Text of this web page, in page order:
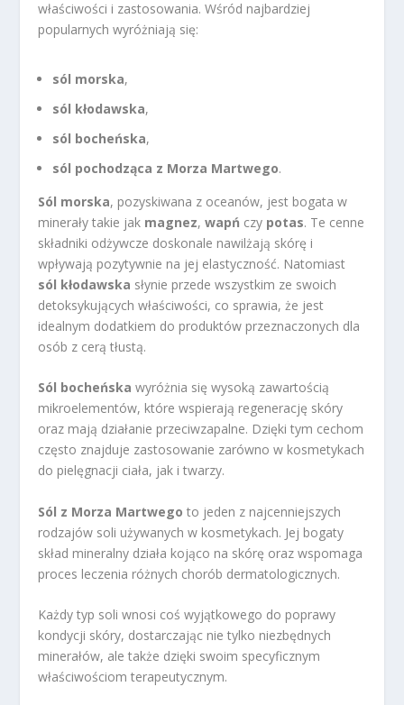
właściwości i zastosowania. Wśród najbardziej
popularnych wyróżniają się:
sól morska,
sól kłodawska,
sól bocheńska,
sól pochodząca z Morza Martwego.
Sól morska, pozyskiwana z oceanów, jest bogata w
minerały takie jak magnez,wapń czy potas. Te cenne
składniki odżywcze doskonale nawilżają skórę i
wpływają pozytywnie na jej elastyczność. Natomiast
sól kłodawska słynie przede wszystkim ze swoich
detoksykujących właściwości, co sprawia, że jest
idealnym dodatkiem do produktów przeznaczonych dla
osób z cerą tłustą.
Sól bocheńska wyróżnia się wysoką zawartością
mikroelementów, które wspierają regenerację skóry
oraz mają działanie przeciwzapalne. Dzięki tym cechom
często znajduje zastosowanie zarówno w kosmetykach
do pielęgnacji ciała, jak i twarzy.
Sól z Morza Martwego to jeden z najcenniejszych
rodzajów soli używanych w kosmetykach. Jej bogaty
skład mineralny działa kojąco na skórę oraz wspomaga
proces leczenia różnych chorób dermatologicznych.
Każdy typ soli wnosi coś wyjątkowego do poprawy
kondycji skóry, dostarczając nie tylko niezbędnych
minerałów, ale także dzięki swoim specyficznym
właściwościom terapeutycznym.